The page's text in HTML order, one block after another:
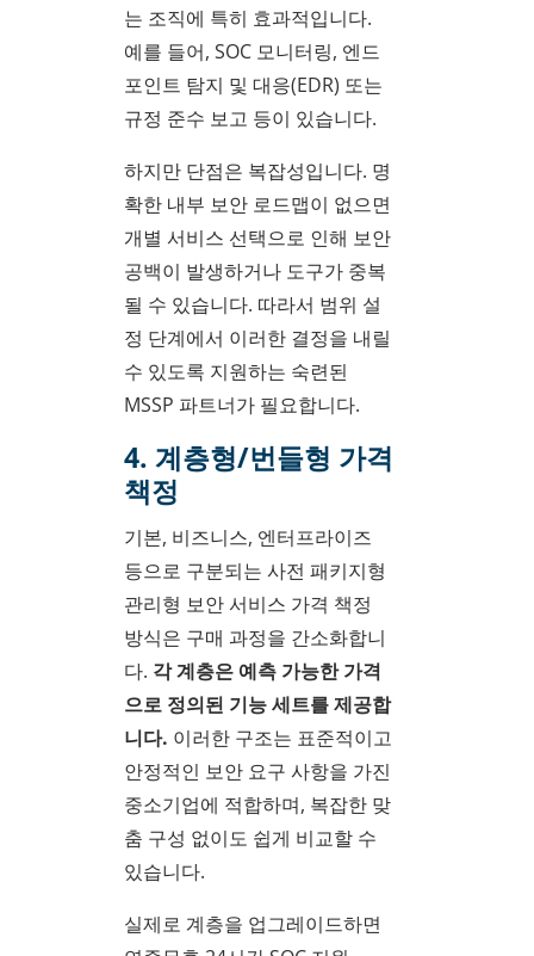
는 조직에 특히 효과적입니다.
예를 들어, SOC 모니터링, 엔드
포인트 탐지 및 대응(EDR) 또는
규정 준수 보고 등이 있습니다.
하지만 단점은 복잡성입니다. 명
확한 내부 보안 로드맵이 없으면
개별 서비스 선택으로 인해 보안
공백이 발생하거나 도구가 중복
될 수 있습니다. 따라서 범위 설
정 단계에서 이러한 결정을 내릴
수 있도록 지원하는 숙련된
MSSP 파트너가 필요합니다.
4. 계층형/번들형 가격
책정
기본, 비즈니스, 엔터프라이즈
등으로 구분되는 사전 패키지형
관리형 보안 서비스 가격 책정
방식은 구매 과정을 간소화합니
다. 각 계층은 예측 가능한 가격
으로 정의된 기능 세트를 제공합
니다. 이러한 구조는 표준적이고
안정적인 보안 요구 사항을 가진
중소기업에 적합하며, 복잡한 맞
춤 구성 없이도 쉽게 비교할 수
있습니다.
실제로 계층을 업그레이드하면